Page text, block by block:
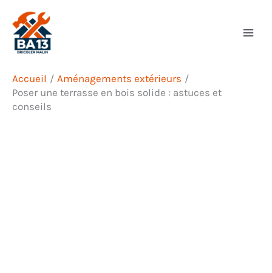
contenu
Accueil
Aménagements extérieurs
Poser une terrasse en bois solide : astuces et
conseils
Rechercher